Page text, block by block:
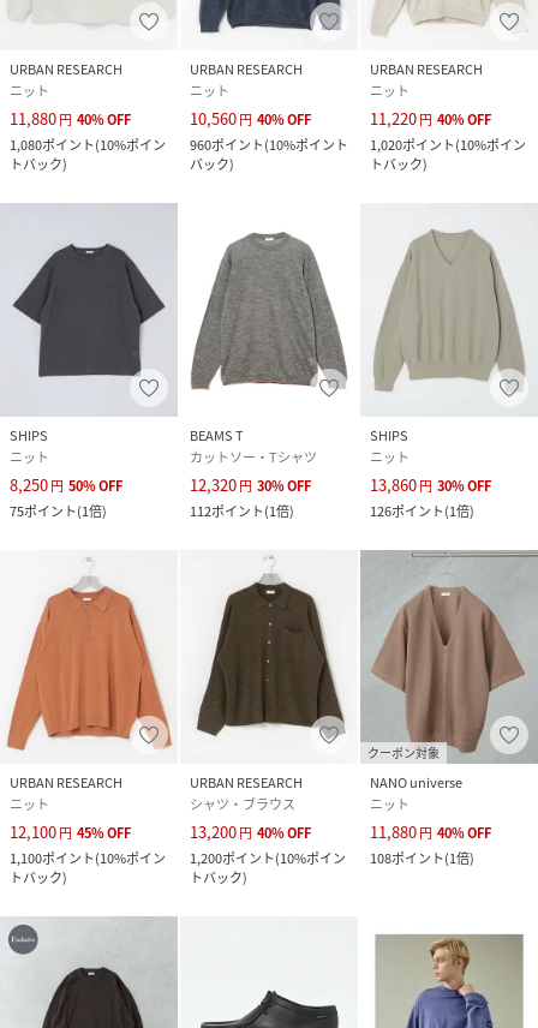
URBAN RESEARCH
ニット
11,880円 40%OFF
1,080ポイント(10%ポイン
トバック)
URBAN RESEARCH
ニット
10,560円 40%OFF
960ポイント(10%ポイント
バック)
URBAN RESEARCH
ニット
11,220円 40%OFF
1,020ポイント(10%ポイン
トバック)
SHIPS
ニット
8,250円 50%OFF
75ポイント(1倍)
BEAMS T
カットソー・Tシャツ
12,320円 30%OFF
112ポイント(1倍)
SHIPS
ニット
13,860円 30%OFF
126ポイント(1倍)
URBAN RESEARCH
ニット
12,100円 45%OFF
1,100ポイント(10%ポイン
トバック)
URBAN RESEARCH
シャツ・ブラウス
13,200円 40%OFF
1,200ポイント(10%ポイン
トバック)
クーポン対象
NANO universe
ニット
11,880円 40%OFF
108ポイント(1倍)